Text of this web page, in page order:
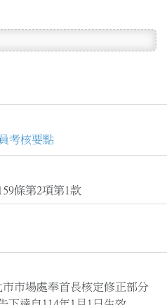
考核要點
條第2項第1款
市市場處奉首長核定修正部分